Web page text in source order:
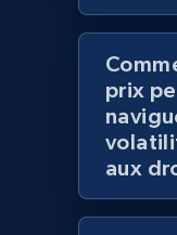
Amazon
prix
aux